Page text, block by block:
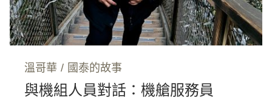
溫哥華 / 國泰的故事
與機組人員對話：機艙服務員